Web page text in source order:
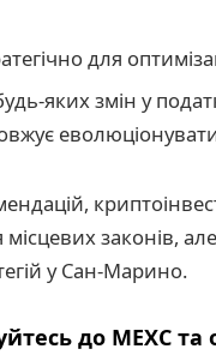
для
яких змін у
законів,
у Сан-Марино.
до MEXC та